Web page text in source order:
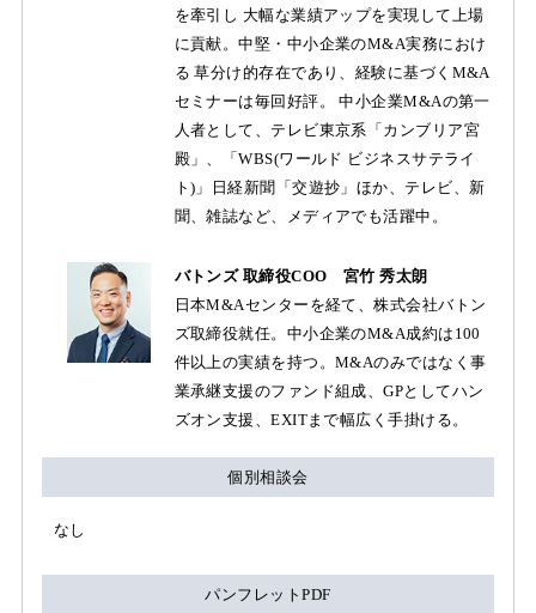
を牽引し 大幅な業績アップを実現して上場
に貢献。中堅・中小企業のM&A実務におけ
る 草分け的存在であり、経験に基づくM&A
セミナーは毎回好評。 中小企業M&Aの第一
人者として、テレビ東京系「カンブリア宮
殿」、「WBS(ワールド ビジネスサテライ
ト)」日経新聞「交遊抄」ほか、テレビ、新
聞、雑誌など、メディアでも活躍中。
バトンズ 取締役COO 宮竹 秀太朗
日本M&Aセンターを経て、株式会社バトン
ズ取締役就任。中小企業のM&A成約は100
件以上の実績を持つ。M&Aのみではなく事
業承継支援のファンド組成、GPとしてハン
ズオン支援、EXITまで幅広く手掛ける。
個別相談会
なし
パンフレットPDF